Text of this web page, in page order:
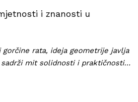
i znanosti u
rata, ideja geometrije javlja
mit solidnosti i praktičnosti…